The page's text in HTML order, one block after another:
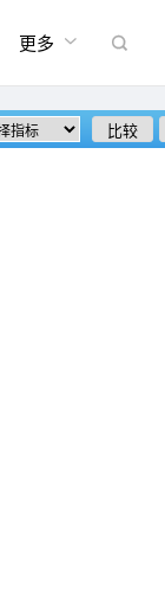
更多  
比较